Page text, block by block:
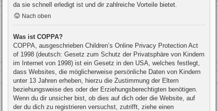
da sie schnell erledigt ist und dir zahlreiche Vorteile bietet.
Nach oben
Was ist COPPA?
COPPA, ausgeschrieben Children’s Online Privacy Protection Act
of 1998 (deutsch: Gesetz zum Schutz der Privatsphäre von Kindern
im Internet von 1998) ist ein Gesetz in den USA, welches festlegt,
dass Websites, die möglicherweise persönliche Daten von Kindern
unter 13 Jahren erheben, hierzu die Zustimmung der Eltern
beziehungsweise des oder der Erziehungsberechtigten benötigen.
Wenn du dir unsicher bist, ob dies auf dich oder die Website, auf
der du dich zu registrieren versuchst, zutrifft, ziehe einen